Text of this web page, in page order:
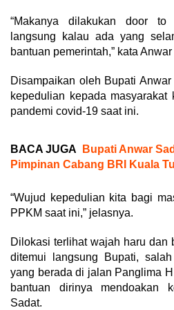
“Makanya dilakukan door
langsung kalau ada yang
bantuan pemerintah,” kata
Disampaikan oleh Bupati
kepedulian kepada
pandemi covid-19 saat ini.
BACA JUGA
Bupati Anwar
Pimpinan Cabang BRI Kuala
“Wujud kepedulian kita bagi
PPKM saat ini,” jelasnya.
Dilokasi terlihat wajah haru dan
ditemui langsung Bupati,
yang berada di jalan Panglima
bantuan dirinya mendoakan
Sadat.